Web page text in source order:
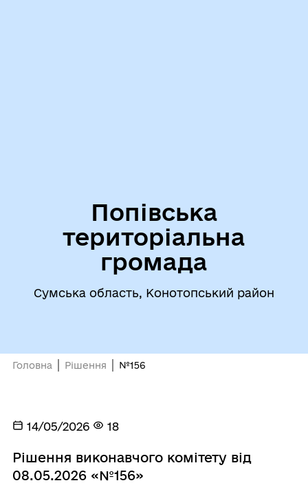
Попівська
територіальна
громада
Сумська область, Конотопський район
Головна Рішення №156
14/05/2026 18
Рішення виконавчого комітету від
08.05.2026 «№156»